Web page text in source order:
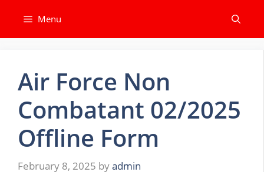
content
Menu
Air Force Non
Combatant 02/2025
Offline Form
February 8, 2025 byadmin